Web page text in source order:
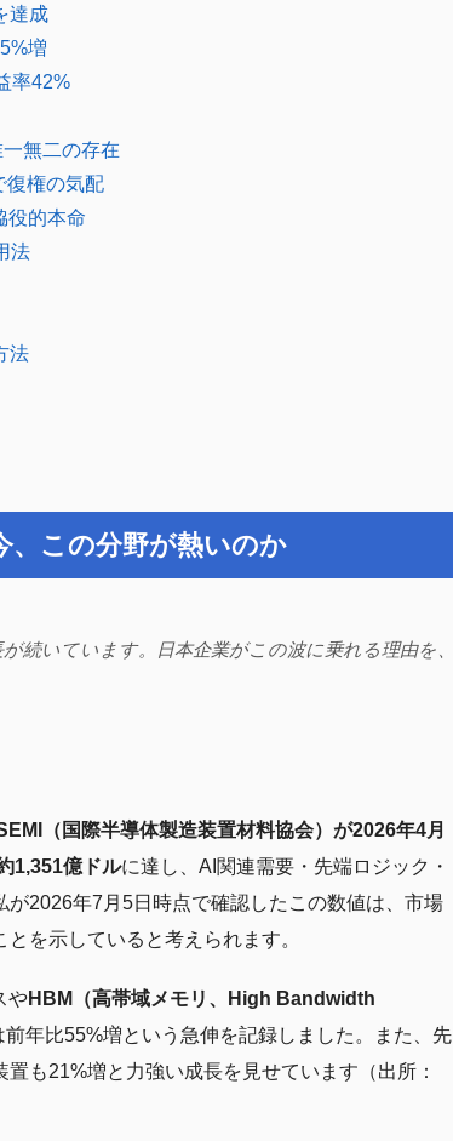
達成
増
率42%
無二の存在
権の気配
役的本命
法
法
この分野が熱いのか
続いています。日本企業がこの波に乗れる理由を、
（国際半導体製造装置材料協会）が2026年4月
1,351億ドルに達し、AI関連需要・先端ロジック・
2026年7月5日時点で確認したこの数値は、市場
を示していると考えられます。
やHBM（高帯域メモリ、High Bandwidth
年比55%増という急伸を記録しました。また、先
も21%増と力強い成長を見せています（出所：